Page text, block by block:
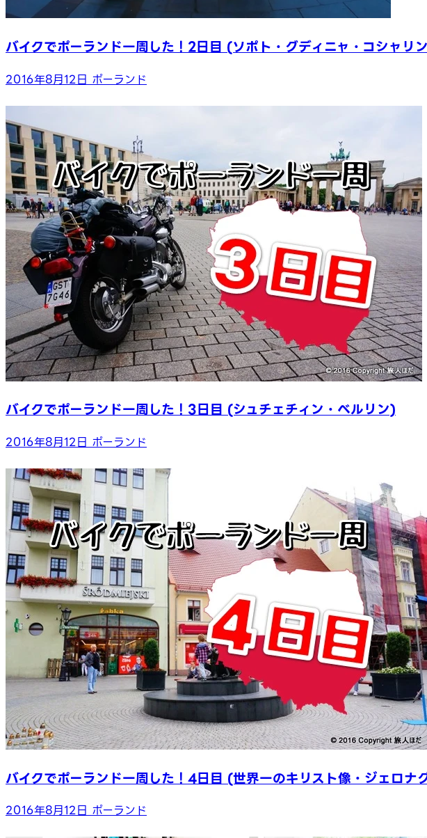
バイクでポーランド一周した！2日目 (ソポト・グディニャ・コシャリ
2016年8月12日 ポーランド
バイクでポーランド一周した！3日目 (シュチェチィン・ベルリン)
2016年8月12日 ポーランド
バイクでポーランド一周した！4日目 (世界一のキリスト像・ジェロナ
2016年8月12日 ポーランド